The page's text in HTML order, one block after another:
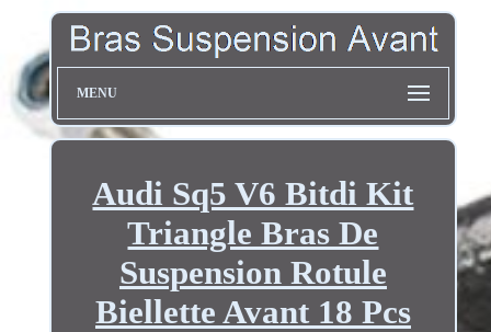
MENU
Audi Sq5 V6 Bitdi Kit
Triangle Bras De
Suspension Rotule
Biellette Avant 18 Pcs